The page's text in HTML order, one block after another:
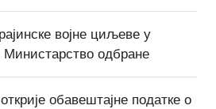
војне циљеве у
одбране
обавештајне податке о